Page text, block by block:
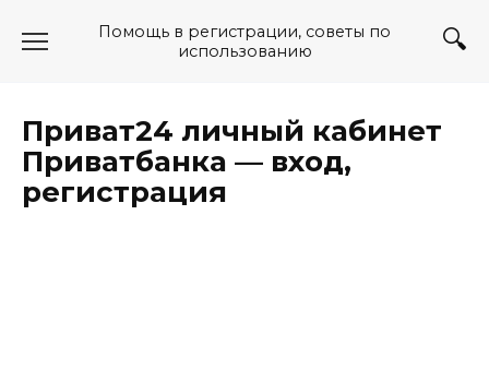
Помощь в регистрации, советы по
использованию
Приват24 личный кабинет
Приватбанка — вход,
регистрация